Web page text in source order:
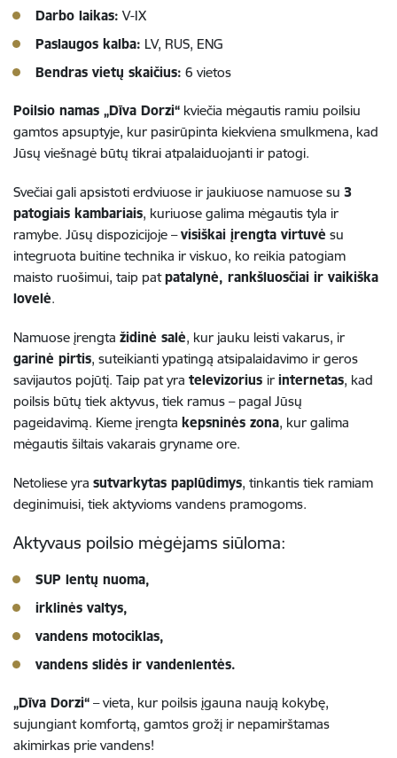
Darbo laikas: V-IX
Paslaugos kalba: LV, RUS, ENG
Bendras vietų skaičius: 6 vietos
Poilsio namas „Dīva Dorzi“ kviečia mėgautis ramiu poilsiu
gamtos apsuptyje, kur pasirūpinta kiekviena smulkmena, kad
Jūsų viešnagė būtų tikrai atpalaiduojanti ir patogi.
Svečiai gali apsistoti erdviuose ir jaukiuose namuose su 3
patogiais kambariais, kuriuose galima mėgautis tyla ir
ramybe. Jūsų dispozicijoje –visiškai įrengta virtuvė su
integruota buitine technika ir viskuo, ko reikia patogiam
maisto ruošimui, taip patpatalynė, rankšluosčiai ir vaikiška
lovelė.
Namuose įrengta židinė salė, kur jauku leisti vakarus, ir
garinė pirtis, suteikianti ypatingą atsipalaidavimo ir geros
savijautos pojūtį. Taip pat yra televizorius ir internetas, kad
poilsis būtų tiek aktyvus, tiek ramus – pagal Jūsų
pageidavimą. Kieme įrengta kepsninės zona, kur galima
mėgautis šiltais vakarais gryname ore.
Netoliese yra sutvarkytas paplūdimys, tinkantis tiek ramiam
deginimuisi, tiek aktyvioms vandens pramogoms.
Aktyvaus poilsio mėgėjams siūloma:
SUP lentų nuoma,
irklinės valtys,
vandens motociklas,
vandens slidės ir vandenlentės.
„Dīva Dorzi“ – vieta, kur poilsis įgauna naują kokybę,
sujungiant komfortą, gamtos grožį ir nepamirštamas
akimirkas prie vandens!